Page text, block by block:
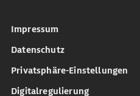
Impressum
Datenschutz
Privatsphäre-Einstellungen
Digitalregulierung